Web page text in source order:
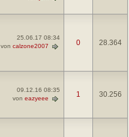
25.06.17 08:34
von calzone2007 0 28.364
09.12.16 08:35
von eazyeee 1 30.256